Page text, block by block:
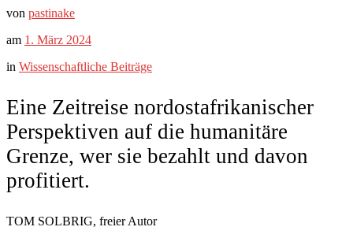
von pastinake
am 1. März 2024
in Wissenschaftliche Beiträge
Eine Zeitreise nordostafrikanischer
Perspektiven auf die humanitäre
Grenze, wer sie bezahlt und davon
profitiert.
TOM SOLBRIG, freier Autor